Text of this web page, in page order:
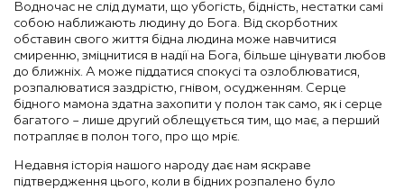
Водночас не слід думати, що убогість, бідність, нестатки самі
собою наближають людину до Бога. Від скорботних
обставин свого життя бідна людина може навчитися
смиренню, зміцнитися в надії на Бога, більше цінувати любов
до ближніх. А може піддатися спокусі та озлоблюватися,
розпалюватися заздрістю, гнівом, осудженням. Серце
бідного мамона здатна захопити у полон так само, як і серце
багатого – лише другий облещується тим, що має, а перший
потрапляє в полон того, про що мріє.
Недавня історія нашого народу дає нам яскраве
підтвердження цього, коли в бідних розпалено було